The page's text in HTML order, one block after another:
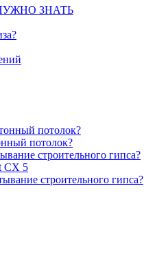
ЗНАТЬ
потолок?
потолок?
строительного гипса?
СХ 5
строительного гипса?